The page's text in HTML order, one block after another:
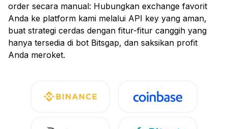
order secara manual: Hubungkan exchange favorit
Anda ke platform kami melalui API key yang aman,
buat strategi cerdas dengan fitur-fitur canggih yang
hanya tersedia di bot Bitsgap, dan saksikan profit
Anda meroket.